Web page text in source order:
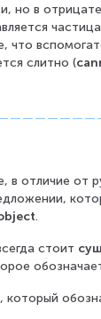
но в
частица
что
слитно (
в отличие от
.
стоит
, который